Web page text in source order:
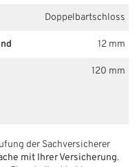
Doppelbartschloss
12 mm
120 mm
der Sachversicherer
mit Ihrer Versicherung.